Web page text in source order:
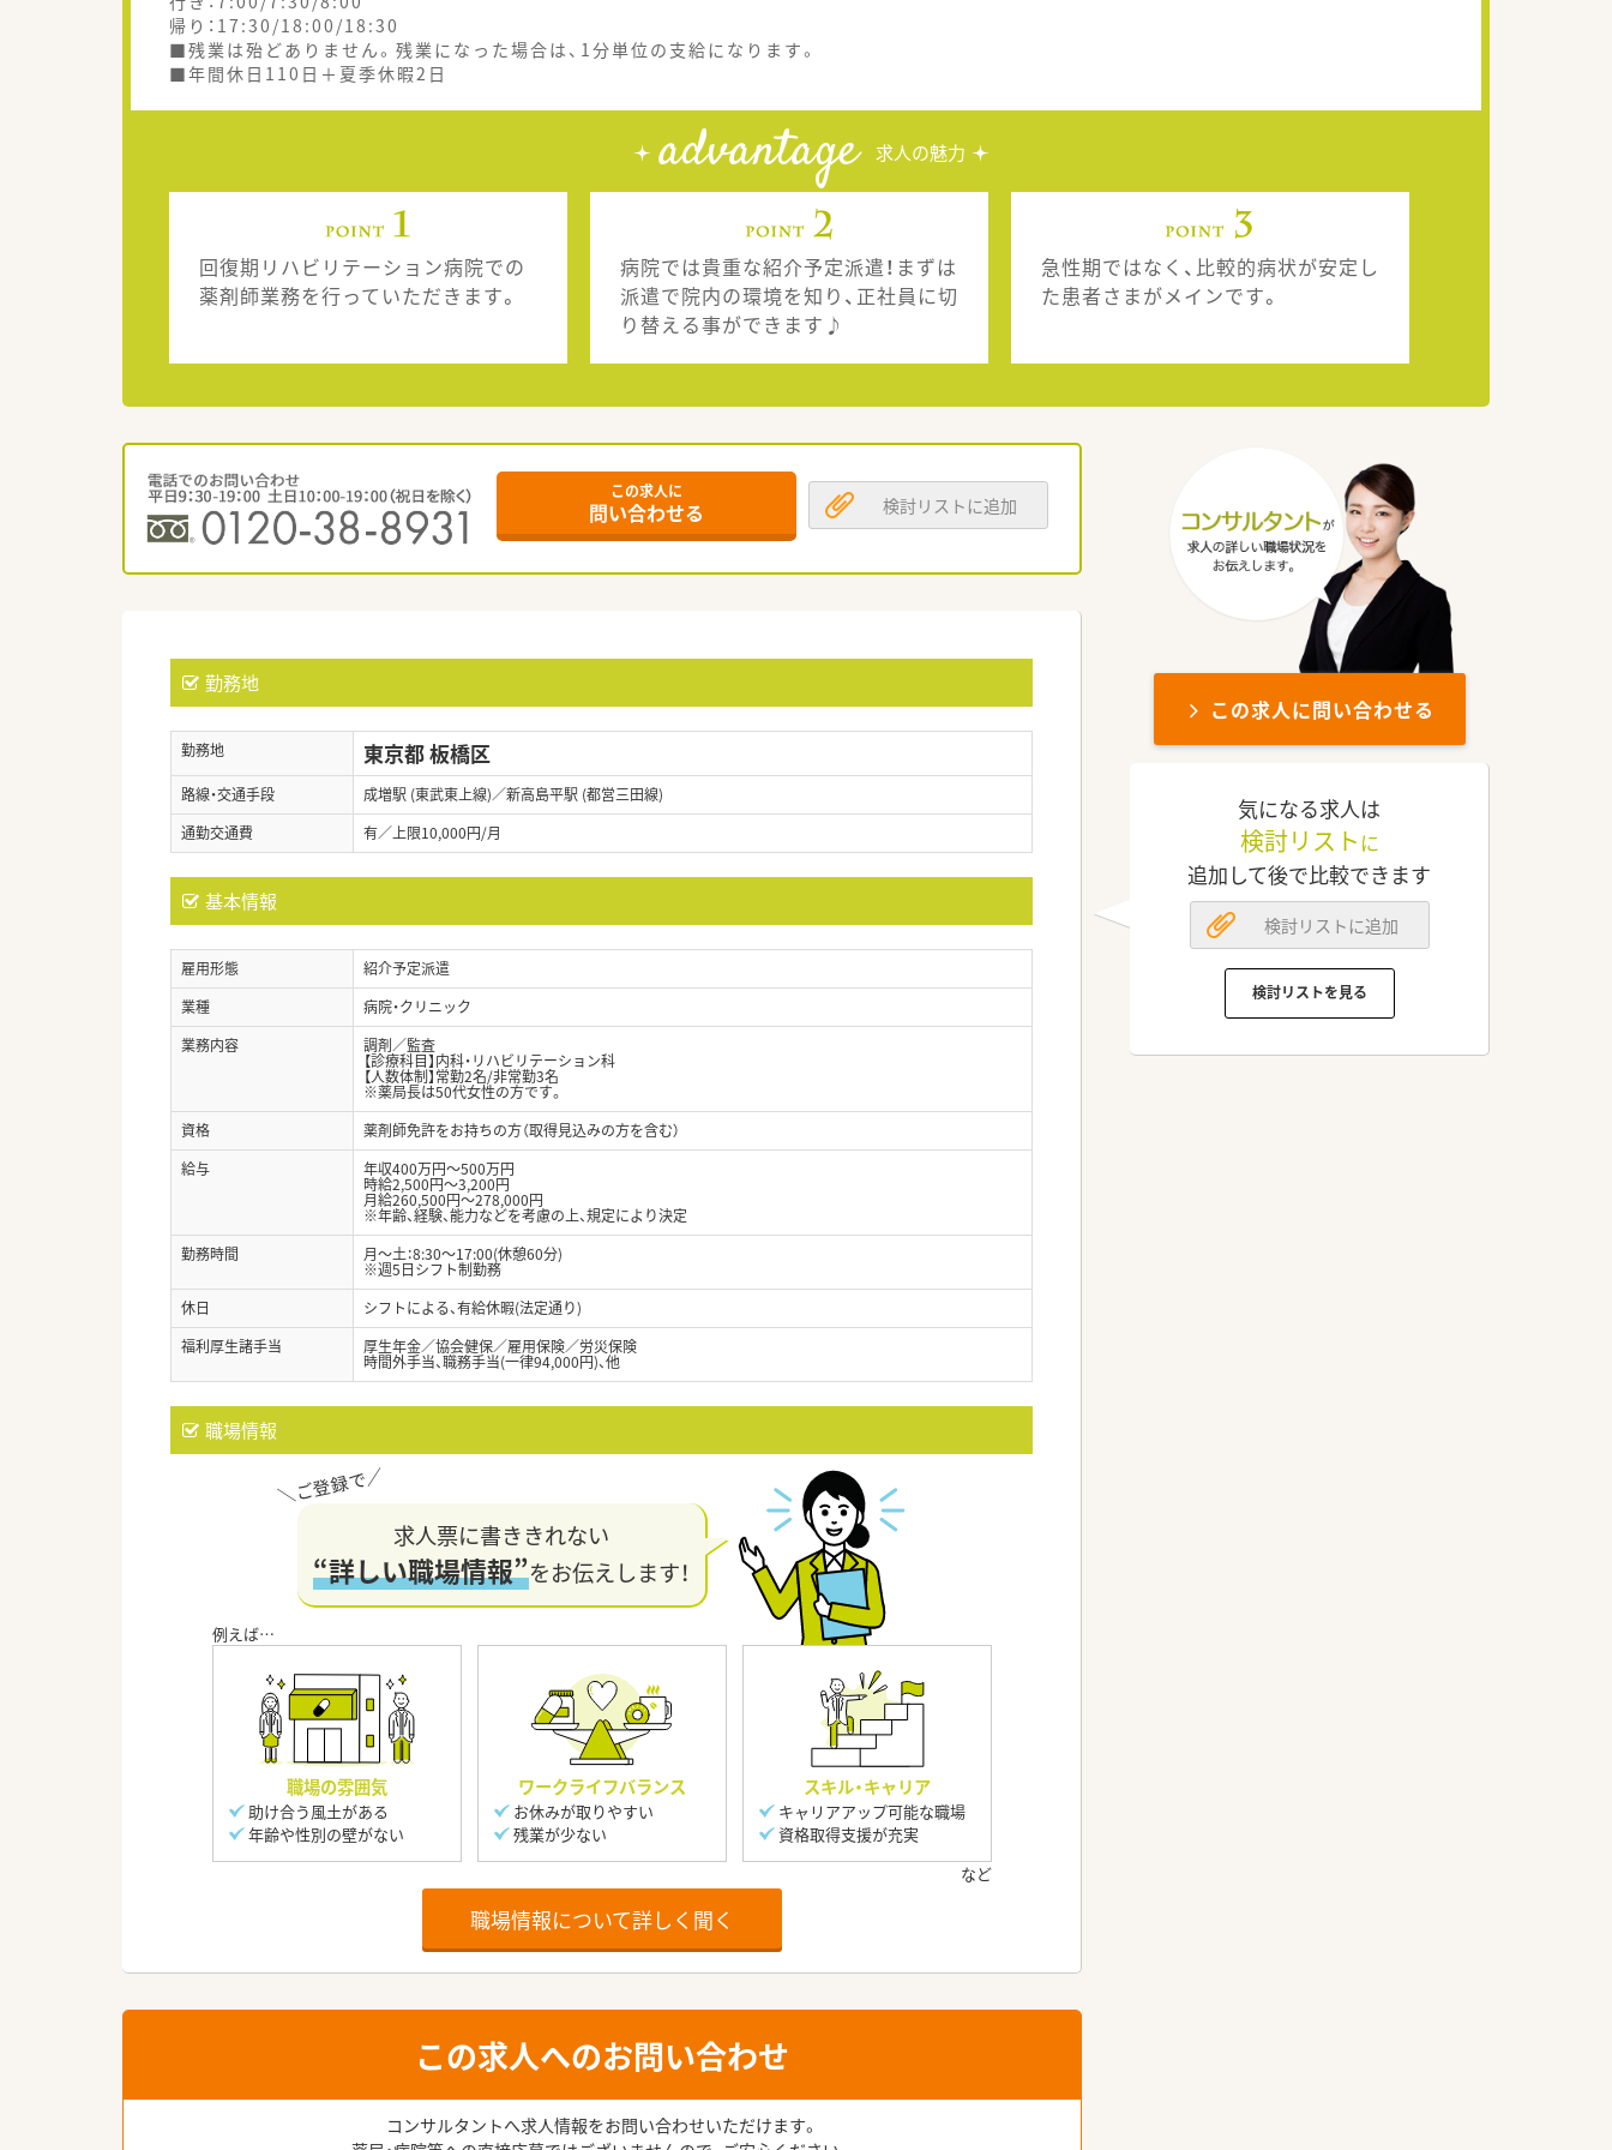
帰り：17:30/18:00/18:30
■残業は殆どありません。残業になった場合は、1分単位の支給になります。
■年間休日110日＋夏季休暇2日
advantage 求人の魅力
回復期リハビリテーション病院での
薬剤師業務を行っていただきます。
病院では貴重な紹介予定派遣！まずは
派遣で院内の環境を知り、正社員に切
り替える事ができます♪
急性期ではなく、比較的病状が安定し
た患者さまがメインです。
この求人に
問い合わせる 検討リストに追加
勤務地
勤務地 東京都 板橋区
路線・交通手段
成増駅 (東武東上線)／新高島平駅 (都営三田線)
通勤交通費
有／上限10,000円/月
基本情報
雇用形態
紹介予定派遣
業種
病院・クリニック
業務内容
調剤／監査
【診療科目】内科・リハビリテーション科
【人数体制】常勤2名/非常勤3名
※薬局長は50代女性の方です。
資格
薬剤師免許をお持ちの方（取得見込みの方を含む）
給与
年収400万円～500万円
時給2,500円～3,200円
月給260,500円～278,000円
※年齢、経験、能力などを考慮の上、規定により決定
勤務時間
月～土：8:30～17:00(休憩60分)
※週5日シフト制勤務
休日
シフトによる、有給休暇(法定通り)
福利厚生諸手当
厚生年金／協会健保／雇用保険／労災保険
時間外手当、職務手当(一律94,000円)、他
職場情報
求人票に書ききれない
“詳しい職場情報”をお伝えします！
職場の雰囲気
助け合う風土がある
年齢や性別の壁がない
ワークライフバランス
お休みが取りやすい
残業が少ない
スキル・キャリア
キャリアアップ可能な職場
資格取得支援が充実
職場情報について詳しく聞く
この求人へのお問い合わせ
コンサルタントへ求人情報をお問い合わせいただけます。
この求人に問い合わせる
気になる求人は
検討リスト に
追加して後で比較できます
検討リストに追加
検討リストを見る